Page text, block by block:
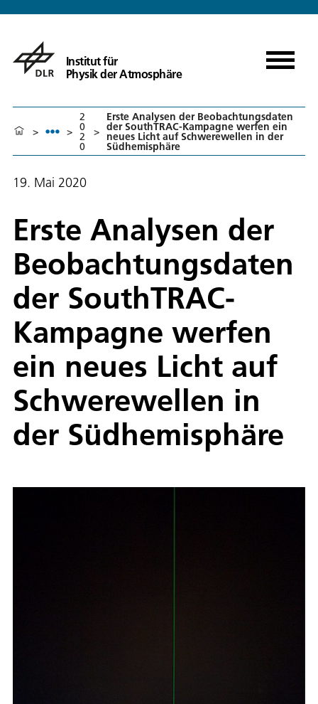
Institut für
Physik der Atmosphäre
> >
2
0
2
0
>
Erste Analysen der Beobachtungsdaten
der SouthTRAC-Kampagne werfen ein
neues Licht auf Schwerewellen in der
Südhemisphäre
19. Mai 2020
Erste Analysen der
Beobachtungsdaten
der SouthTRAC-
Kampagne werfen
ein neues Licht auf
Schwerewellen in
der Südhemisphäre